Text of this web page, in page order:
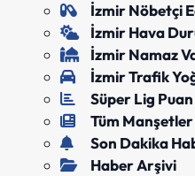
İzmir Nöbetçi
İzmir Hava
İzmir Namaz
İzmir Trafik
Süper Lig
Tüm Manşetler
Son Dakika
Haber Arşivi